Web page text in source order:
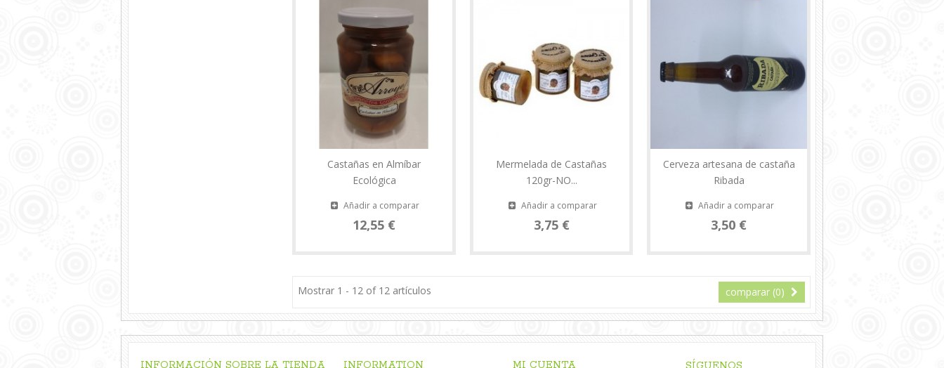
Castañas en Almíbar
Ecológica
Añadir a comparar
12,55 €
Mermelada de Castañas
120gr-NO...
Añadir a comparar
3,75 €
Cerveza artesana de castaña
Ribada
Añadir a comparar
3,50 €
comparar (0)
Mostrar 1 - 12 of 12 artículos
INFORMACIÓN SOBRE LA TIENDA INFORMATION MI CUENTA